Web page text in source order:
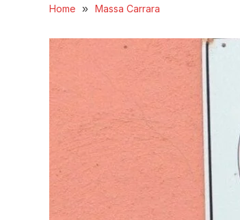
Home » Massa Carrara